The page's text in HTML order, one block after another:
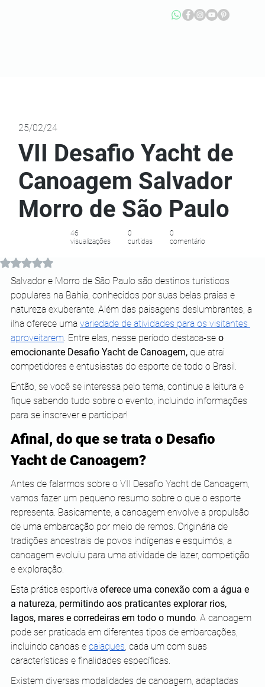
Avaliado com NaN de 5 estrelas.
Salvador e Morro de São Paulo são destinos turísticos
populares na Bahia, conhecidos por suas belas praias e
natureza exuberante. Além das paisagens deslumbrantes, a
ilha oferece uma variedade de atividades para os visitantes
aproveitarem. Entre elas, nesse período destaca-se o
emocionante Desafio Yacht de Canoagem, que atrai
competidores e entusiastas do esporte de todo o Brasil.
Então, se você se interessa pelo tema, continue a leitura e
fique sabendo tudo sobre o evento, incluindo informações
para se inscrever e participar!
Afinal, do que se trata o Desafio
Yacht de Canoagem?
Antes de falarmos sobre o VII Desafio Yacht de Canoagem,
vamos fazer um pequeno resumo sobre o que o esporte
representa. Basicamente, a canoagem envolve a propulsão
de uma embarcação por meio de remos. Originária de
tradições ancestrais de povos indígenas e esquimós, a
canoagem evoluiu para uma atividade de lazer, competição
e exploração.
Esta prática esportiva oferece uma conexão com a água e
a natureza, permitindo aos praticantes explorar rios,
lagos, mares e corredeiras em todo o mundo. A canoagem
pode ser praticada em diferentes tipos de embarcações,
incluindo canoas e caiaques, cada um com suas
características e finalidades específicas.
Existem diversas modalidades de canoagem, adaptadas
46
visualizações
0
curtidas
0
comentário
VII Desafio Yacht de
Canoagem Salvador
Morro de São Paulo
25/02/24